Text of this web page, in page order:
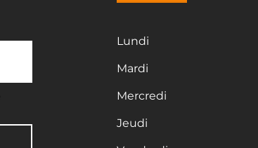
Lundi
Mardi
Mercredi
Jeudi